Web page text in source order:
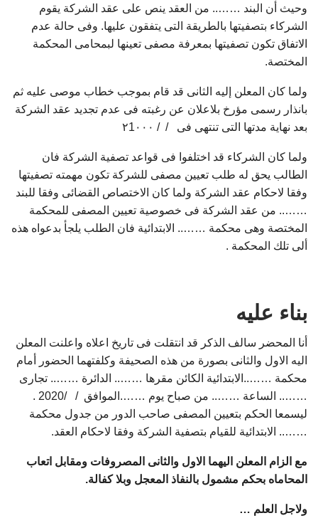
وحيث أن البند …….. من العقد ينص على عقد الشركة يقوم
الشركاء بتصفيتها بالطريقة التى يتفقون عليها. وفى حالة عدم
الاتفاق تكون تصفيتها بمعرفة مصفى تعينها لبمحامى المحكمة
المختصة.
ولما كان المعلن إليه الثانى قد قام بموجب خطاب موصى عليه ثم
بانذار رسمى مؤرخ بلاعلان عن رغبته فى عدم تجديد عقد الشركة
بعد نهاية مدتها التى تنتهى فى / / ۲1۰۰۰
ولما كان الشركاء قد اختلفوا فى قواعد تصفية الشركة فان
الطالب يحق له طلب تعيين مصفى للشركة تكون مهمته تصفيتها
وفقا لاحكام عقد الشركة ولما كان الاختصاص القضائى وفقا للبند
…….. من عقد الشركة فى خصوصية تعيين المصفى للمحكمة
المختصة وهى محكمة …….. الابتدائية فان الطلب يلجأ بدعواه هذه
ألى تلك المحكمة .
بناء عليه
أنا المحضر سالف الذكر قد انتقلت فى تاريخ اعلاه واعلنت المعلن
اليه الاول والثانى بصورة من هذه الصحيفة وكلفتهما الحضور أمام
محكمة ……..الابتدائية الكائن مقرها …….. الدائرة …….. تجارى
…….. الساعة …….. من صباح يوم …….الموافق / /2020 .
ليسمعا الحكم بتعيين المصفى صاحب الدور من جدول محكمة
…….. الابتدائية للقيام بتصفية الشركة وفقا لاحكام العقد.
مع الزام المعلن اليهما الاول والثانى المصروفات ومقابل اتعاب
المحاماه بحكم مشمول بالنفاذ المعجل وبلا كفالة.
ولاجل العلم …